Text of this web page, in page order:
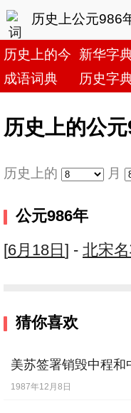
历史上公元986
历史上的今天新华字
成语词典
历史字
历史上的公
历史上的 月
公元986年
[6月18日 ] - 北宋
猜你喜欢
美苏签署销毁中程和
1987年12月8日